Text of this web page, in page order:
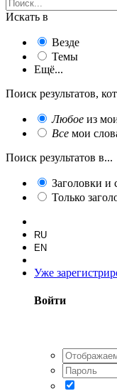
Искать в
Везде
Темы
Ещё...
Поиск результатов,
Любое из
Все мои
Поиск результатов в...
Заголовки и
Только
RU
EN
Уже
Войти